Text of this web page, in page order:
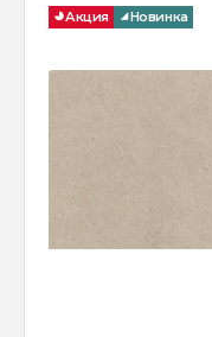
Акция Новинка